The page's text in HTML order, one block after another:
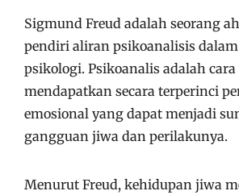
Sigmund Freud adalah seorang
pendiri aliran psikoanalisis
psikologi. Psikoanalis adalah
mendapatkan secara terperinci
emosional yang dapat menjadi
gangguan jiwa dan perilakunya.
Menurut Freud, kehidupan jiwa